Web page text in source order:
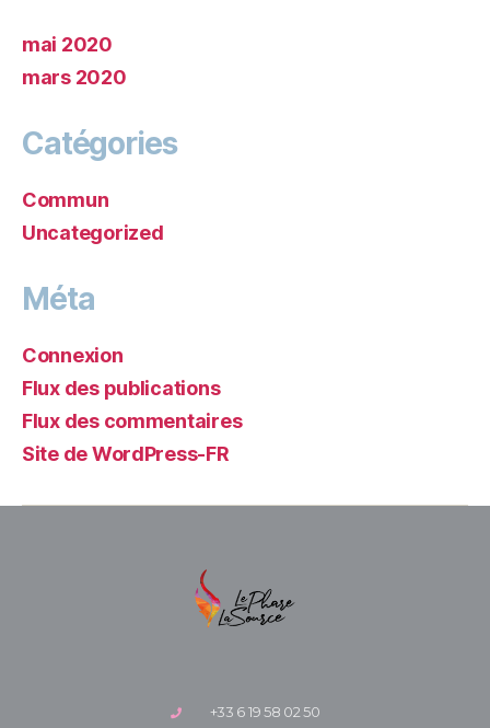
mai 2020
mars 2020
Catégories
Commun
Uncategorized
Méta
Connexion
Flux des publications
Flux des commentaires
Site de WordPress-FR
+33 6 19 58 02 50